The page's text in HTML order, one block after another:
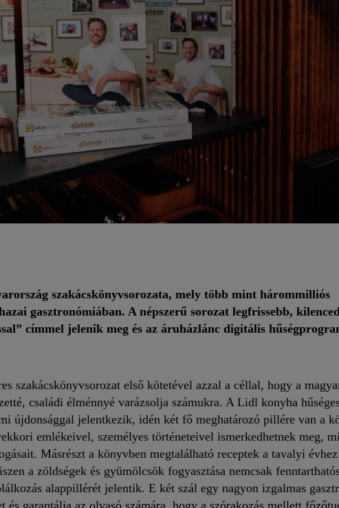
szakácskönyvsorozata, mely több mint hárommilliós
gasztronómiában. A népszerű sorozat legfrissebb,
címmel jelenik meg és az áruházlánc digitális
szakácskönyvsorozat első kötetével azzal a céllal, hogy a
családi élménnyé varázsolja számukra. A Lidl konyha
újdonsággal jelentkezik, idén két fő meghatározó pillére van a
emlékeivel, személyes történeteivel ismerkedhetnek meg,
Másrészt a könyvben megtalálható receptek a tavalyi
a zöldségek és gyümölcsök fogyasztása nemcsak
alappillérét jelentik. E két szál egy nagyon izgalmas